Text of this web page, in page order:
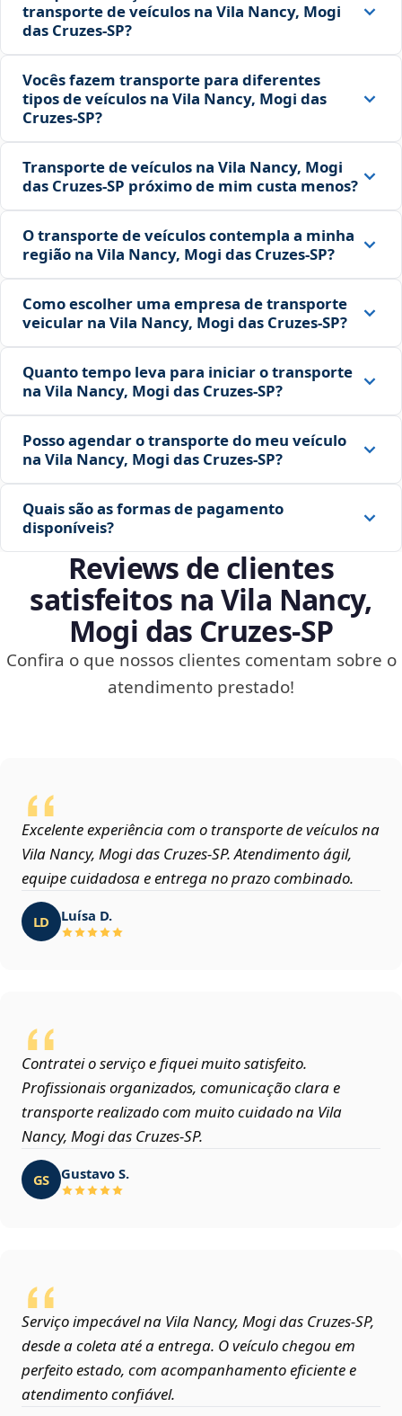
transporte de veículos na Vila Nancy, Mogi
das Cruzes‑SP?
Vocês fazem transporte para diferentes
tipos de veículos na Vila Nancy, Mogi das
Cruzes‑SP?
Transporte de veículos na Vila Nancy, Mogi
das Cruzes‑SP próximo de mim custa menos?
O transporte de veículos contempla a minha
região na Vila Nancy, Mogi das Cruzes‑SP?
Como escolher uma empresa de transporte
veicular na Vila Nancy, Mogi das Cruzes‑SP?
Quanto tempo leva para iniciar o transporte
na Vila Nancy, Mogi das Cruzes‑SP?
Posso agendar o transporte do meu veículo
na Vila Nancy, Mogi das Cruzes‑SP?
Quais são as formas de pagamento
disponíveis?
Reviews de clientes
satisfeitos na Vila Nancy,
Mogi das Cruzes‑SP
Confira o que nossos clientes comentam sobre o
atendimento prestado!
Excelente experiência com o transporte de veículos na
Vila Nancy, Mogi das Cruzes‑SP. Atendimento ágil,
equipe cuidadosa e entrega no prazo combinado.
LD Luísa D.
Contratei o serviço e fiquei muito satisfeito.
Profissionais organizados, comunicação clara e
transporte realizado com muito cuidado na Vila
Nancy, Mogi das Cruzes‑SP.
GS Gustavo S.
Serviço impecável na Vila Nancy, Mogi das Cruzes‑SP,
desde a coleta até a entrega. O veículo chegou em
perfeito estado, com acompanhamento eficiente e
atendimento confiável.